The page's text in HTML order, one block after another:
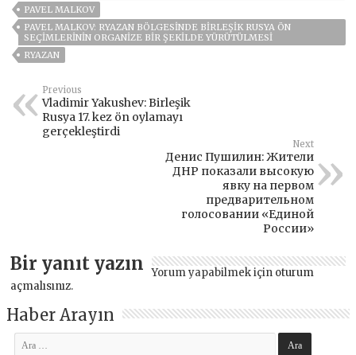
PAVEL MALKOV
PAVEL MALKOV: RYAZAN BÖLGESINDE BIRLEŞIK RUSYA ÖN
SEÇIMLERININ ORGANIZE BIR ŞEKILDE YÜRÜTÜLMESI
RYAZAN
Previous
Vladimir Yakushev: Birleşik
Rusya 17. kez ön oylamayı
gerçekleştirdi
Next
Денис Пушилин: Жители
ДНР показали высокую
явку на первом
предварительном
голосовании «Единой
России»
Bir yanıt yazın Yorum yapabilmek için oturum
açmalısınız.
Haber Arayın